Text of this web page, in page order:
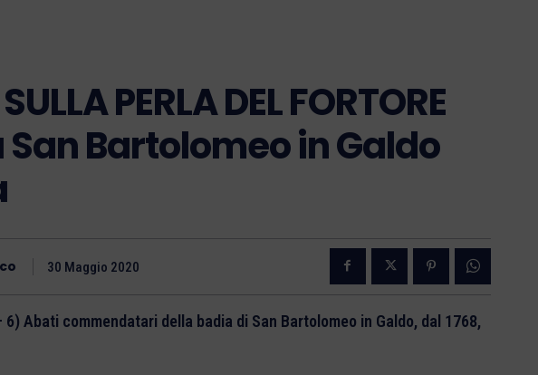
PERLA DEL FORTORE
Bartolomeo in Galdo
30 Maggio 2020
6) Abati commendatari della badia di San Bartolomeo in Galdo, dal 1768,